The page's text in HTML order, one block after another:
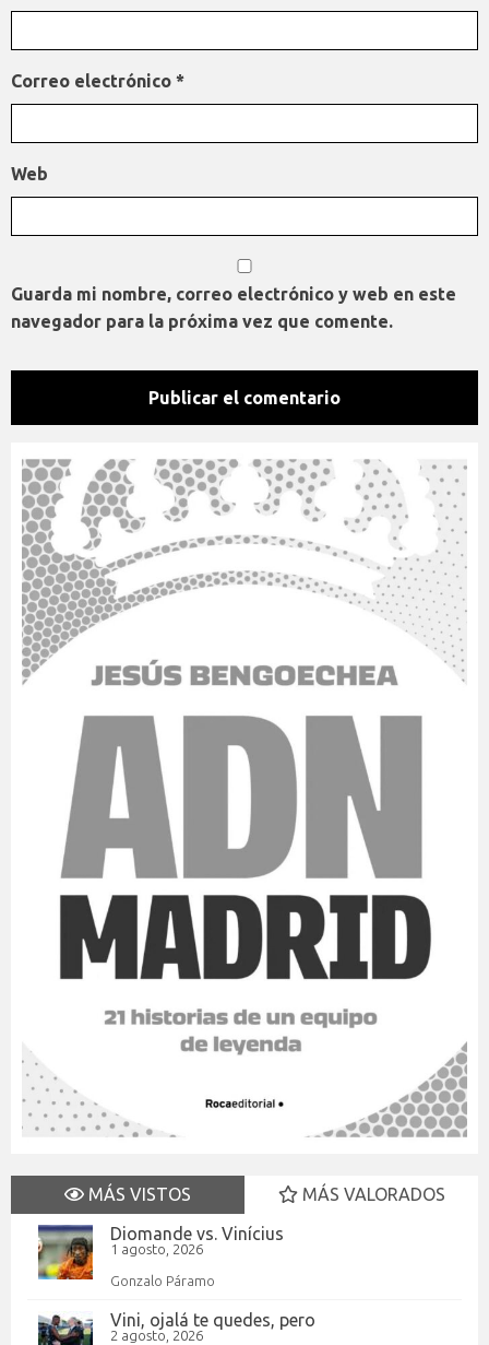
Correo electrónico *
Web
Guarda mi nombre, correo electrónico y web en este
navegador para la próxima vez que comente.
MÁS VISTOS
MÁS VALORADOS
Diomande vs. Vinícius
1 agosto, 2026
Gonzalo Páramo
Vini, ojalá te quedes, pero
2 agosto, 2026